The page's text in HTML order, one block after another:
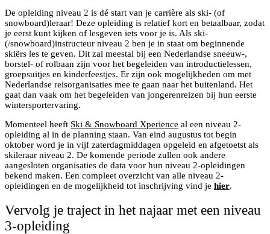
De opleiding niveau 2 is dé start van je carrière als ski- (of
snowboard)leraar! Deze opleiding is relatief kort en betaalbaar, zodat
je eerst kunt kijken of lesgeven iets voor je is. Als ski-
(/snowboard)instructeur niveau 2 ben je in staat om beginnende
skiërs les te geven. Dit zal meestal bij een Nederlandse sneeuw-,
borstel- of rolbaan zijn voor het begeleiden van introductielessen,
groepsuitjes en kinderfeestjes. Er zijn ook mogelijkheden om met
Nederlandse reisorganisaties mee te gaan naar het buitenland. Het
gaat dan vaak om het begeleiden van jongerenreizen bij hun eerste
wintersportervaring.
Momenteel heeft Ski & Snowboard Xperience al een niveau 2-
opleiding al in de planning staan. Van eind augustus tot begin
oktober word je in vijf zaterdagmiddagen opgeleid en afgetoetst als
skileraar niveau 2. De komende periode zullen ook andere
aangesloten organisaties de data voor hun niveau 2-opleidingen
bekend maken. Een compleet overzicht van alle niveau 2-
opleidingen en de mogelijkheid tot inschrijving vind je hier.
Vervolg je traject in het najaar met een niveau
3-opleiding